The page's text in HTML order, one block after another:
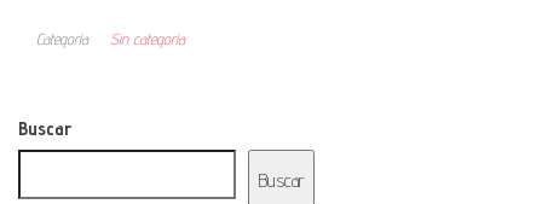
Categoría Sin categoría
Buscar
Buscar